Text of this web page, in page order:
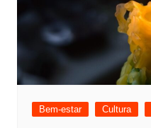
Bem-estar Cultura